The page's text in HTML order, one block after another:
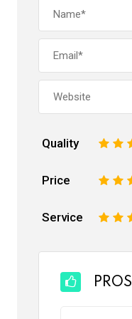
Quality 3
2
Price 3
2
Service 3
2
PROS